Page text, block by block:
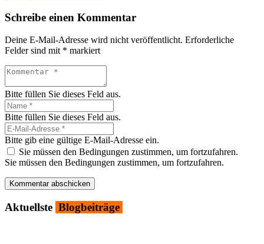
Schreibe einen Kommentar
Deine E-Mail-Adresse wird nicht veröffentlicht. Erforderliche
Felder sind mit * markiert
Bitte füllen Sie dieses Feld aus.
Bitte füllen Sie dieses Feld aus.
Bitte gib eine gültige E-Mail-Adresse ein.
Sie müssen den Bedingungen zustimmen, um fortzufahren.
Sie müssen den Bedingungen zustimmen, um fortzufahren.
Kommentar abschicken
Aktu­ells­te Blog­bei­trä­ge